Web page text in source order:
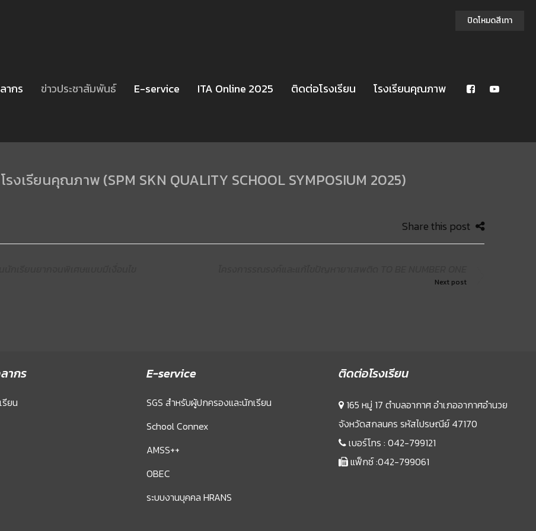
ากร ข่าวประชาสัมพันธ์ E-service ITA Online 2025 ติดต่อโรงเรียน โรงเรียนคุณภาพ
รงเรียนคุณภาพ (SPM SKN QUALITY SCHOOL SYMPOSIUM 2025)
Share this post
Next post
ากร
รียน
E-service
SGS สำหรับผู้ปกครองและนักเรียน
School Connex
AMSS++
OBEC
ระบบงานบุคคล HRANS
ติดต่อโรงเรียน
165 หมู่ 17 ตำบลอากาศ อำเภออากาศอำนวย
จังหวัดสกลนคร รหัสไปรษณีย์ 47170
เบอร์โทร : 042-799121
แฟ็กซ์ :042-799061
ปิดโหมดสีเทา